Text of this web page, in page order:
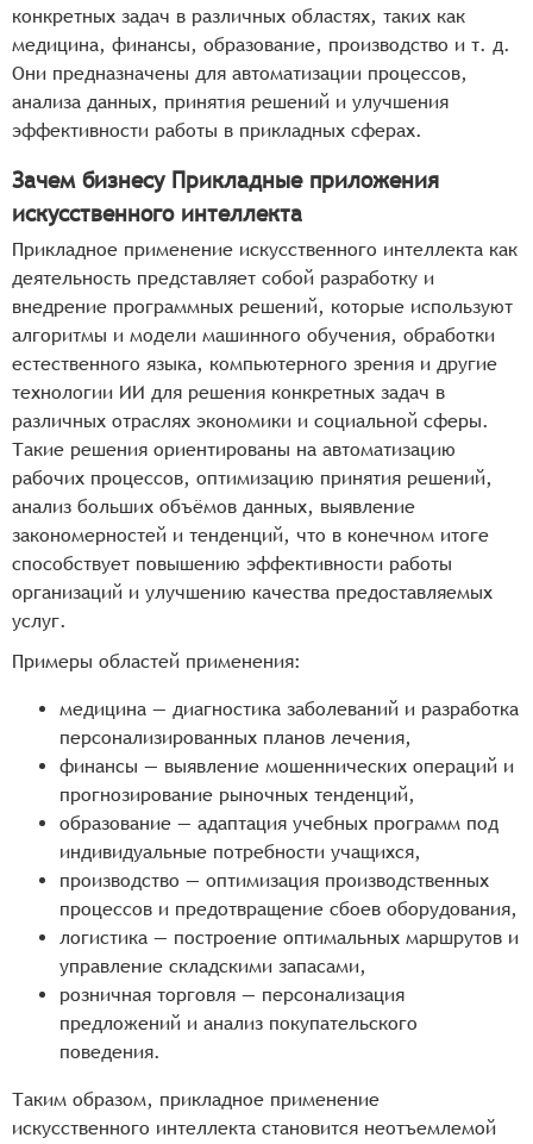
конкретных задач в различных областях, таких как
медицина, финансы, образование, производство и т. д.
Они предназначены для автоматизации процессов,
анализа данных, принятия решений и улучшения
эффективности работы в прикладных сферах.
Зачем бизнесу Прикладные приложения
искусственного интеллекта
Прикладное применение искусственного интеллекта как
деятельность представляет собой разработку и
внедрение программных решений, которые используют
алгоритмы и модели машинного обучения, обработки
естественного языка, компьютерного зрения и другие
технологии ИИ для решения конкретных задач в
различных отраслях экономики и социальной сферы.
Такие решения ориентированы на автоматизацию
рабочих процессов, оптимизацию принятия решений,
анализ больших объёмов данных, выявление
закономерностей и тенденций, что в конечном итоге
способствует повышению эффективности работы
организаций и улучшению качества предоставляемых
услуг.
Примеры областей применения:
медицина — диагностика заболеваний и разработка
персонализированных планов лечения,
финансы — выявление мошеннических операций и
прогнозирование рыночных тенденций,
образование — адаптация учебных программ под
индивидуальные потребности учащихся,
производство — оптимизация производственных
процессов и предотвращение сбоев оборудования,
логистика — построение оптимальных маршрутов и
управление складскими запасами,
розничная торговля — персонализация
предложений и анализ покупательского
поведения.
Таким образом, прикладное применение
искусственного интеллекта становится неотъемлемой